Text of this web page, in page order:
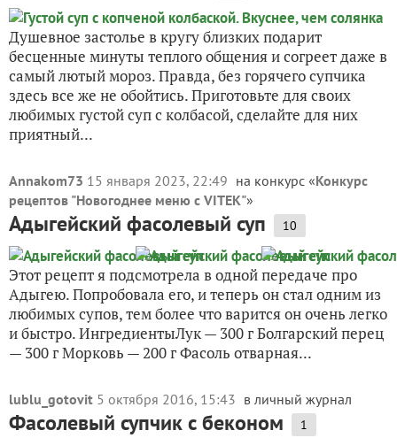
Душевное застолье в кругу близких подарит
бесценные минуты теплого общения и согреет даже в
самый лютый мороз. Правда, без горячего супчика
здесь все же не обойтись. Приготовьте для своих
любимых густой суп с колбасой, сделайте для них
приятный...
Annakom73 15 января 2023, 22:49 на конкурс «Конкурс
рецептов "Новогоднее меню с VITEK"»
Адыгейский фасолевый суп 10
Этот рецепт я подсмотрела в одной передаче про
Адыгею. Попробовала его, и теперь он стал одним из
любимых супов, тем более что варится он очень легко
и быстро. ИнгредиентыЛук — 300 г Болгарский перец
— 300 г Морковь — 200 г Фасоль отварная...
lublu_gotovit 5 октября 2016, 15:43 в личный журнал
Фасолевый супчик с беконом 1